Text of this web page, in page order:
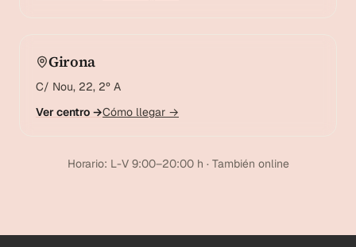
Girona
C/ Nou, 22, 2º A
Ver centro →Cómo llegar →
Horario: L-V 9:00–20:00 h · También online